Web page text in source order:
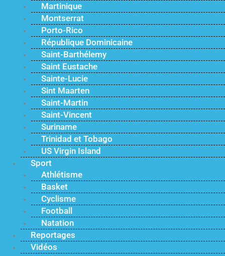
Martinique
Montserrat
Porto-Rico
République Dominicaine
Saint-Barthélemy
Saint Eustache
Sainte-Lucie
Sint Maarten
Saint-Martin
Saint-Vincent
Suriname
Trinidad et Tobago
US Virgin Island
Sport
Athlétisme
Basket
Cyclisme
Football
Natation
Reportages
Vidéos